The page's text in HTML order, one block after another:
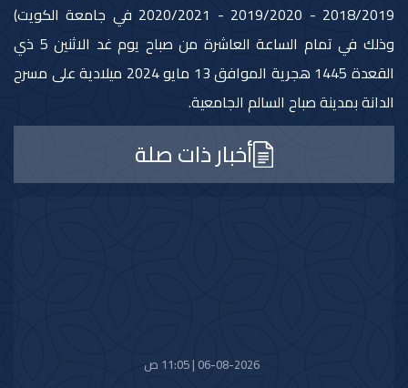
2018/2019 - 2019/2020 - 2020/2021 في جامعة الكويت)
وذلك في تمام الساعة العاشرة من صباح يوم غد الاثنين 5 ذي
القعدة 1445 هجرية الموافق 13 مايو 2024 ميلادية على مسرح
الدانة بمدينة صباح السالم الجامعية.
أخبار ذات صلة
06-08-2026 | 11:05 ص